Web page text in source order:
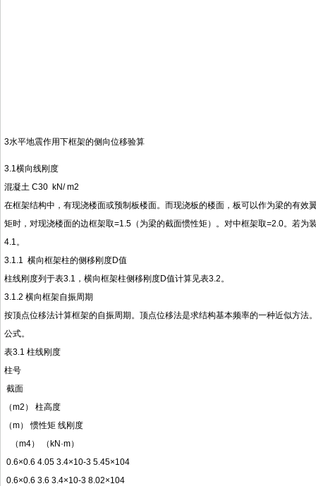
3水平地震作用下框架的侧向位移验算
3.1横向线刚度
混凝土 C30 kN/ m2
在框架结构中，有现浇楼面或预制板楼面。而现浇板的楼面，板可以作为梁的有
矩时，对现浇楼面的边框架取=1.5（为梁的截面惯性矩）。对中框架取=2.0。若
4.1。
3.1.1 横向框架柱的侧移刚度D值
柱线刚度列于表3.1，横向框架柱侧移刚度D值计算见表3.2。
3.1.2 横向框架自振周期
按顶点位移法计算框架的自振周期。顶点位移法是求结构基本频率的一种近似方
公式。
表3.1 柱线刚度
柱号
截面
（m2） 柱高度
（m） 惯性矩 线刚度
（m4） （kN·m）
0.6×0.6 4.05 3.4×10-3 5.45×104
0.6×0.6 3.6 3.4×10-3 8.02×104